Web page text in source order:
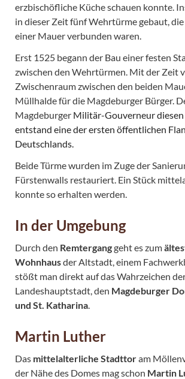
erzbischöfliche Küche schauen konnte.
in dieser Zeit fünf Wehrtürme gebaut,
einer Mauer verbunden waren.
Erst 1525 begann der Bau einer festen
zwischen den Wehrtürmen. Mit der Zeit
Zwischenraum zwischen den beiden
Müllhalde für die Magdeburger Bürger.
Magdeburger Militär-Gouverneur diesen
entstand eine der ersten öffentlichen
Deutschlands.
Beide Türme wurden im Zuge der
Fürstenwalls restauriert. Ein Stück
konnte so erhalten werden.
In der Umgebung
Durch den Remterganggeht es zum
Wohnhausder Altstadt, einem
stößt man direkt auf das Wahrzeichen
Landeshauptstadt, den Magdeburger
und St. Katharina
Martin Luther
Das mittelalterliche Stadttoram
der Nähe des Domes mag schon Martin